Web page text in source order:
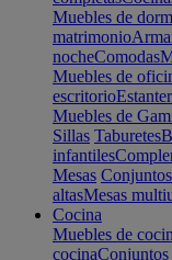
Muebles de
matrimonio
nocheComodas
Muebles de
escritorio
Muebles de
Sillas Taburetes
infantiles
Mesas
altasMesas
Cocina
Muebles de
cocinaConjuntos